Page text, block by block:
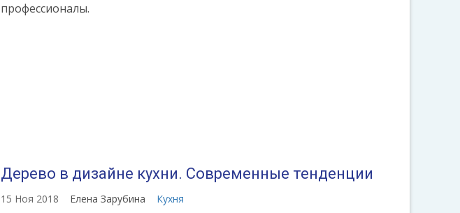
профессионалы.
Дерево в дизайне кухни. Современные тенденции
15 Ноя 2018 Елена Зарубина Кухня